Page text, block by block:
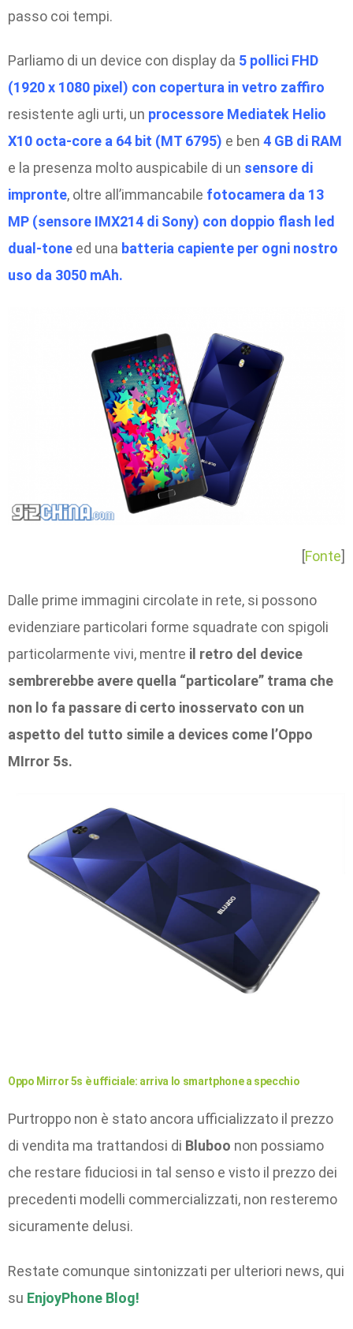
passo coi tempi.
Parliamo di un device con display da 5 pollici FHD
(1920 x 1080 pixel) con copertura in vetro zaffiro
resistente agli urti, un processore Mediatek Helio
X10 octa-core a 64 bit (MT 6795) e ben 4 GB di RAM
e la presenza molto auspicabile di un sensore di
impronte, oltre all’immancabile fotocamera da 13
MP (sensore IMX214 di Sony) con doppio flash led
dual-tone ed una batteria capiente per ogni nostro
uso da 3050 mAh.
[Fonte]
Dalle prime immagini circolate in rete, si possono
evidenziare particolari forme squadrate con spigoli
particolarmente vivi, mentre il retro del device
sembrerebbe avere quella “particolare” trama che
non lo fa passare di certo inosservato con un
aspetto del tutto simile a devices come l’Oppo
MIrror 5s.
Oppo Mirror 5s è ufficiale: arriva lo smartphone a specchio
Purtroppo non è stato ancora ufficializzato il prezzo
di vendita ma trattandosi di Bluboo non possiamo
che restare fiduciosi in tal senso e visto il prezzo dei
precedenti modelli commercializzati, non resteremo
sicuramente delusi.
Restate comunque sintonizzati per ulteriori news, qui
su EnjoyPhone Blog!